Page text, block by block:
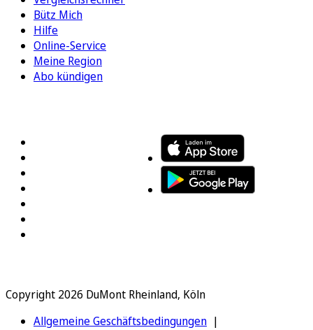
Bütz Mich
Hilfe
Online-Service
Meine Region
Abo kündigen
Copyright 2026 DuMont Rheinland, Köln
Allgemeine Geschäftsbedingungen